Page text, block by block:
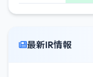
最新IR情報